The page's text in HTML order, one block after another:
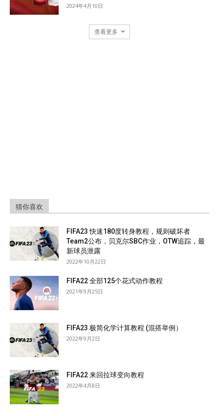
2024年4月10日
查看更多
猜你喜欢
FIFA23 快速180度转身教程，规则破坏者
Team2公布，贝克尔SBC作业，OTW追踪，最
新球员泄露
2022年10月22日
FIFA22 全部125个花式动作教程
2021年9月25日
FIFA23 极简化学计算教程 (混搭举例）
2022年9月2日
FIFA22 来回拉球变向教程
2022年4月8日